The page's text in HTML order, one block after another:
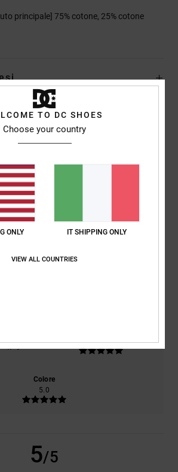
principale] 75% cotone, 25% cotone
clienti
Punteggio medio
5.0
5.0
Colore
5.0
5/5
TO DC SHOES
Choose your country
ONLY IT SHIPPING ONLY
VIEW ALL COUNTRIES